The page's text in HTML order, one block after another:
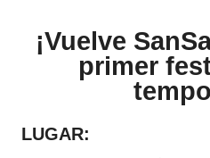
¡Vuelve
primer
LUGAR: